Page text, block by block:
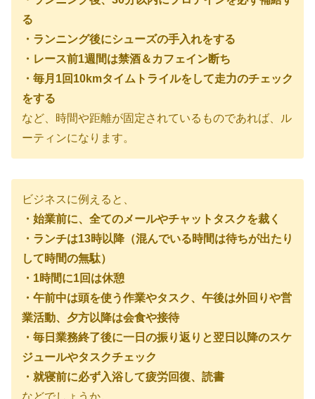
る
・ランニング後にシューズの手入れをする
・レース前1週間は禁酒＆カフェイン断ち
・毎月1回10kmタイムトライルをして走力のチェック
をする
など、時間や距離が固定されているものであれば、ル
ーティンになります。
ビジネスに例えると、
・始業前に、全てのメールやチャットタスクを裁く
・ランチは13時以降（混んでいる時間は待ちが出たり
して時間の無駄）
・1時間に1回は休憩
・午前中は頭を使う作業やタスク、午後は外回りや営
業活動、夕方以降は会食や接待
・毎日業務終了後に一日の振り返りと翌日以降のスケ
ジュールやタスクチェック
・就寝前に必ず入浴して疲労回復、読書
などでしょうか。